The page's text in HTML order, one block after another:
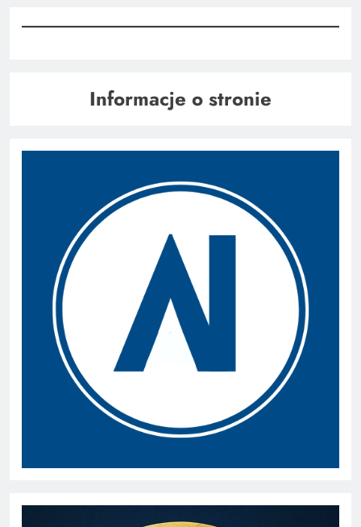
Informacje o stronie